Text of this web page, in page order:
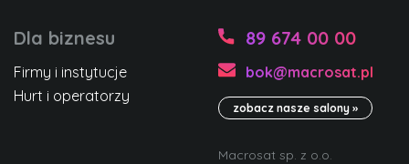
Dla biznesu
Firmy i instytucje
Hurt i operatorzy
89 674 00 00
bok@macrosat.pl
zobacz nasze salony »
Macrosat sp. z o.o.